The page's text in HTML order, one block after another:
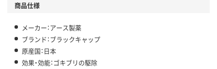
商品仕様
メーカー：アース製薬
ブランド：ブラックキャップ
原産国：日本
効果・効能：ゴキブリの駆除